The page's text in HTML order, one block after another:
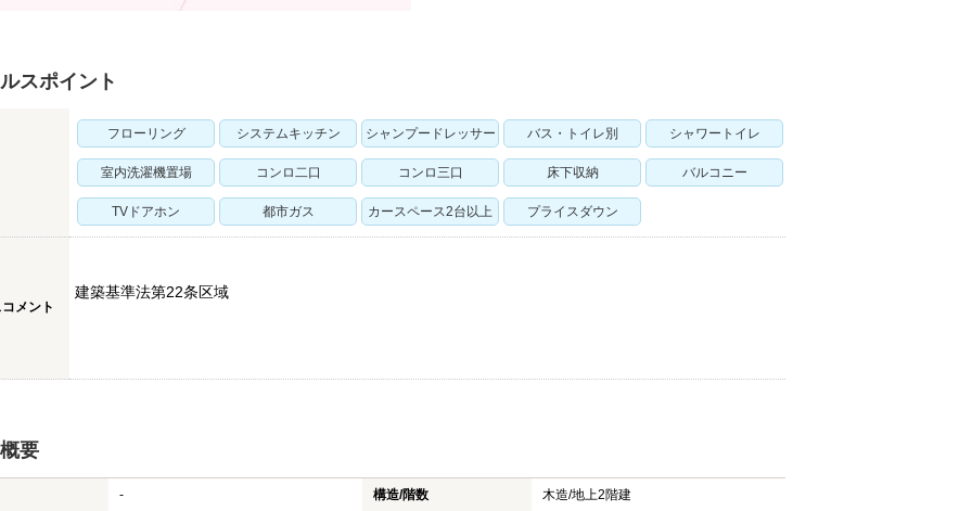
スポイント
フローリング システムキッチン シャンプードレッサー バス・トイレ別 シャワートイレ
室内洗濯機置場 コンロ二口 コンロ三口 床下収納 バルコニー
TVドアホン 都市ガス カースペース2台以上 プライスダウン
メント
建築基準法第22条区域
要
- 構造/階数 木造/地上2階建